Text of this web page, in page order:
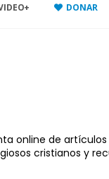
DONAR
online de
cristianos y